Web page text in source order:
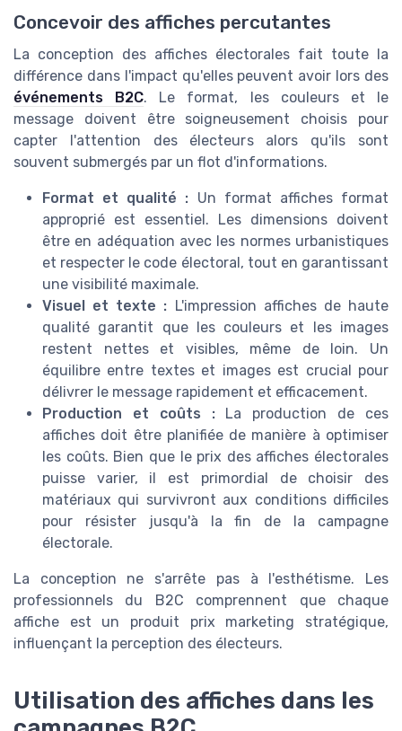
Concevoir des affiches percutantes
La conception des affiches électorales fait toute la
différence dans l'impact qu'elles peuvent avoir lors des
événements B2C. Le format, les couleurs et le
message doivent être soigneusement choisis pour
capter l'attention des électeurs alors qu'ils sont
souvent submergés par un flot d'informations.
Format et qualité : Un format affiches format
approprié est essentiel. Les dimensions doivent
être en adéquation avec les normes urbanistiques
et respecter le code électoral, tout en garantissant
une visibilité maximale.
Visuel et texte : L'impression affiches de haute
qualité garantit que les couleurs et les images
restent nettes et visibles, même de loin. Un
équilibre entre textes et images est crucial pour
délivrer le message rapidement et efficacement.
Production et coûts :La production de ces
affiches doit être planifiée de manière à optimiser
les coûts. Bien que le prix des affiches électorales
puisse varier, il est primordial de choisir des
matériaux qui survivront aux conditions difficiles
pour résister jusqu'à la fin de la campagne
électorale.
La conception ne s'arrête pas à l'esthétisme. Les
professionnels du B2C comprennent que chaque
affiche est un produit prix marketing stratégique,
influençant la perception des électeurs.
Utilisation des affiches dans les